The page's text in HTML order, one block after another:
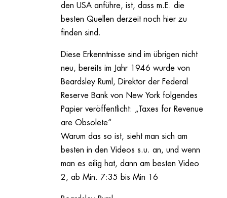
den USA anführe, ist, dass m.E. die
besten Quellen derzeit noch hier zu
finden sind.
Diese Erkenntnisse sind im übrigen nicht
neu, bereits im Jahr 1946 wurde von
Beardsley Ruml, Direktor der Federal
Reserve Bank von New York folgendes
Papier veröffentlicht: „Taxes for Revenue
are Obsolete“
Warum das so ist, sieht man sich am
besten in den Videos s.u. an, und wenn
man es eilig hat, dann am besten Video
2, ab Min. 7:35 bis Min 16